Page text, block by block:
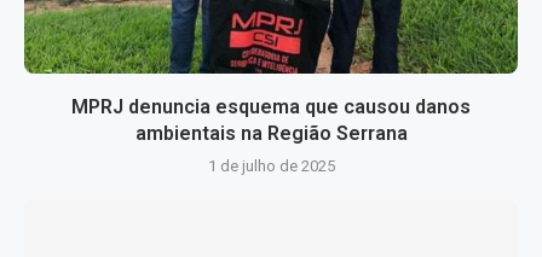
MPRJ denuncia esquema que causou danos
ambientais na Região Serrana
1 de julho de 2025